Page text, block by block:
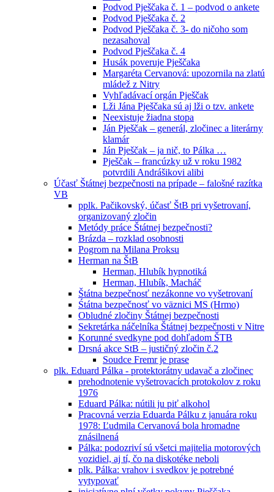
Podvod Pješčaka č. 1 – podvod o ankete
Podvod Pješčaka č. 2
Podvod Pješčaka č. 3- do ničoho som
nezasahoval
Podvod Pješčaka č. 4
Husák poveruje Pješčaka
Margaréta Cervanová: upozornila na zlatú
mládež z Nitry
Vyhľadávací orgán Pješčak
Lži Jána Pješčaka sú aj lži o tzv. ankete
Neexistuje žiadna stopa
Ján Pješčak – generál, zločinec a literárny
klamár
Ján Pješčak – ja nič, to Pálka …
Pješčak – francúzky už v roku 1982
potvrdili Andrášikovi alibi
Účasť Štátnej bezpečnosti na prípade – falošné razítka
VB
pplk. Pačikovský, účasť ŠtB pri vyšetrovaní,
organizovaný zločin
Metódy práce Štátnej bezpečnosti?
Brázda – rozklad osobnosti
Pogrom na Milana Proksu
Herman na ŠtB
Herman, Hlubík hypnotiká
Herman, Hlubík, Macháč
Štátna bezpečnosť nezákonne vo vyšetrovaní
Śtátna bezpečnosť vo väznici MS (Hrmo)
Obludné zločiny Štátnej bezpečnosti
Sekretárka náčelníka Štátnej bezpečnosti v Nitre
Korunné svedkyne pod dohľadom ŠTB
Drsná akce StB – justičný zločin č.2
Soudce Fremr je prase
plk. Eduard Pálka - protektorátny udavač a zločinec
prehodnotenie vyšetrovacích protokolov z roku
1976
Eduard Pálka: nútili ju piť alkohol
Pracovná verzia Eduarda Pálku z januára roku
1978: Ľudmila Cervanová bola hromadne
znásilnená
Pálka: podozriví sú všetci majitelia motorových
vozidiel, aj tí, čo na diskotéke neboli
plk. Pálka: vrahov i svedkov je potrebné
vytypovať